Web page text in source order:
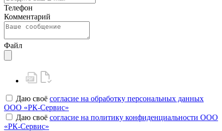
Телефон
Комментарий
Файл
Даю своё согласие на обработку персональных данных
ООО «РК-Сервис»
Даю своё согласие на политику конфиденциальности ООО
«РК-Сервис»